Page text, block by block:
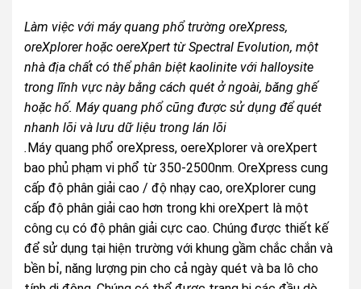
Làm việc với máy quang phổ trường oreXpress,
oreXplorer hoặc oereXpert từ Spectral Evolution, một
nhà địa chất có thể phân biệt kaolinite với halloysite
trong lĩnh vực này bằng cách quét ở ngoài, băng ghế
hoặc hố. Máy quang phổ cũng được sử dụng để quét
nhanh lõi và lưu dữ liệu trong lán lõi
.Máy quang phổ oreXpress, oereXplorer và oreXpert
bao phủ phạm vi phổ từ 350-2500nm. OreXpress cung
cấp độ phân giải cao / độ nhạy cao, oreXplorer cung
cấp độ phân giải cao hơn trong khi oreXpert là một
công cụ có độ phân giải cực cao. Chúng được thiết kế
để sử dụng tại hiện trường với khung gầm chắc chắn và
bền bỉ, năng lượng pin cho cả ngày quét và ba lô cho